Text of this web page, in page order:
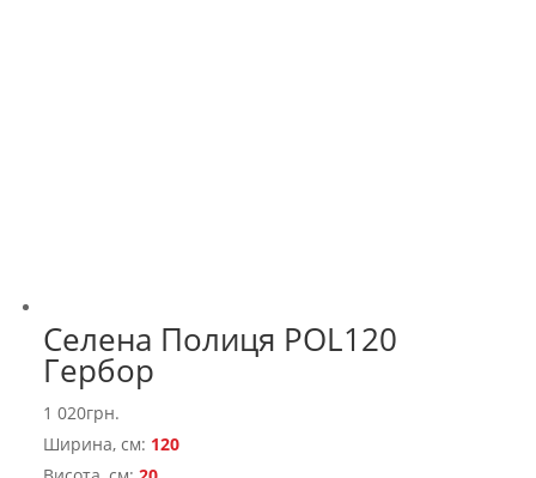
Селена Полиця POL120
Гербор
1 020грн.
Ширина, см: 120